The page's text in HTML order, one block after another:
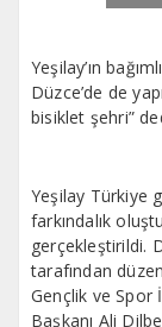
Yeşilay’ın
Düzce’de de
bisiklet şehri”
Yeşilay Türkiye
farkındalık
gerçekleştirildi.
tarafından
Gençlik ve Spor
Başkanı Ali